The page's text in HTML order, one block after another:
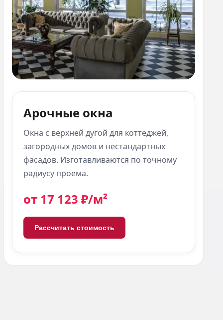
Арочные окна
Окна с верхней дугой для коттеджей,
загородных домов и нестандартных
фасадов. Изготавливаются по точному
радиусу проема.
от 17 123 ₽/м²
Рассчитать стоимость